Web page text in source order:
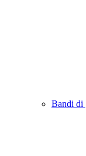
Bandi di